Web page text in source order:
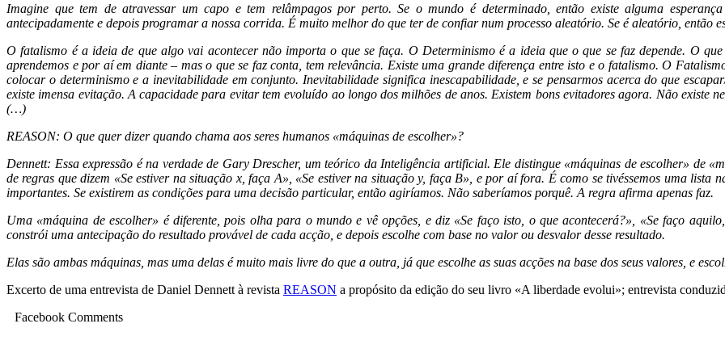
Imagine que tem de atravessar um capo e tem relâmpagos por perto. Se o mundo é determinado, então existe alguma
antecipadamente e depois programar a nossa corrida. É muito melhor do que ter de confiar num processo aleatório. Se é aleatório, então
O fatalismo é a ideia de que algo vai acontecer não importa o que se faça. O Determinismo é a ideia que o que se faz depende. O que
aprendemos e por aí em diante – mas o que se faz conta, tem relevância. Existe uma grande diferença entre isto e o fatalismo. O
colocar o determinismo e a inevitabilidade em conjunto. Inevitabilidade significa inescapabilidade, e se pensarmos acerca do que
existe imensa evitação. A capacidade para evitar tem evoluído ao longo dos milhões de anos. Existem bons evitadores agora. Não existe
(…)
REASON: O que quer dizer quando chama aos seres humanos «máquinas de escolher»?
Dennett: Essa expressão é na verdade de Gary Drescher, um teórico da Inteligência artificial. Ele distingue «máquinas de escolher» de
de regras que dizem «Se estiver na situação x, faça A», «Se estiver na situação y, faça B», e por aí fora. É como se tivéssemos uma lista
importantes. Se existirem as condições para uma decisão particular, então agiríamos. Não saberíamos porquê. A regra afirma apenas faz.
Uma «máquina de escolher» é diferente, pois olha para o mundo e vê opções, e diz «Se faço isto, o que acontecerá?», «Se faço
constrói uma antecipação do resultado provável de cada acção, e depois escolhe com base no valor ou desvalor desse resultado.
Elas são ambas máquinas, mas uma delas é muito mais livre do que a outra, já que escolhe as suas acções na base dos seus valores, e
Excerto de uma entrevista de Daniel Dennett à revista REASON a propósito da edição do seu livro «A liberdade evolui»; entrevista
Facebook Comments